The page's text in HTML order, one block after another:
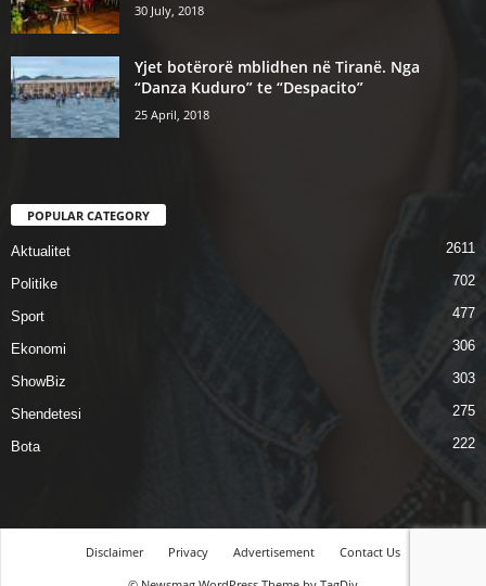
30 July, 2018
Yjet botërorë mblidhen në Tiranë. Nga
“Danza Kuduro” te “Despacito”
25 April, 2018
POPULAR CATEGORY
Aktualitet 2611
Politike 702
Sport 477
Ekonomi 306
ShowBiz 303
Shendetesi 275
Bota 222
Disclaimer Privacy Advertisement
Contact Us